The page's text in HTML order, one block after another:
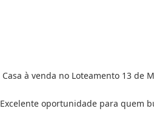
Casa à venda no Loteamento 13 de
Excelente oportunidade para quem